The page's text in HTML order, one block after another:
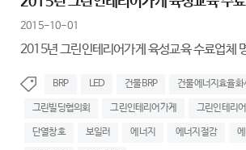
2015-10-01
2015년 그린인테리어가게 육성교육 수료업체
BRP LED 건물BRP 건물에너지효율화
그린빌딩협의회 그린인테리어가게 그린인테리
단열창호 보일러 에너지 에너지절감